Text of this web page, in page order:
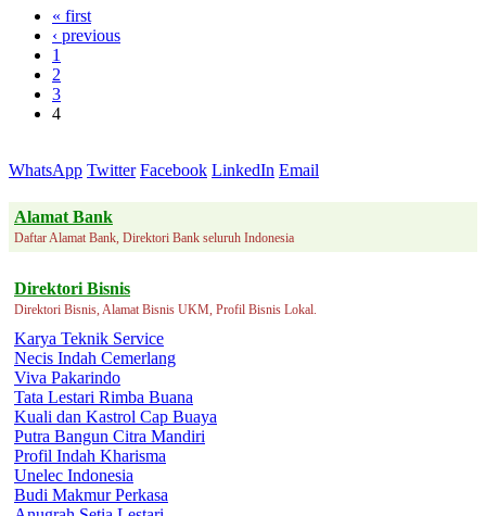
« first
‹ previous
1
2
3
4
WhatsApp Twitter Facebook LinkedIn Email
Alamat Bank
Daftar Alamat Bank, Direktori Bank seluruh Indonesia
Direktori Bisnis
Direktori Bisnis, Alamat Bisnis UKM, Profil Bisnis Lokal.
Karya Teknik Service
Necis Indah Cemerlang
Viva Pakarindo
Tata Lestari Rimba Buana
Kuali dan Kastrol Cap Buaya
Putra Bangun Citra Mandiri
Profil Indah Kharisma
Unelec Indonesia
Budi Makmur Perkasa